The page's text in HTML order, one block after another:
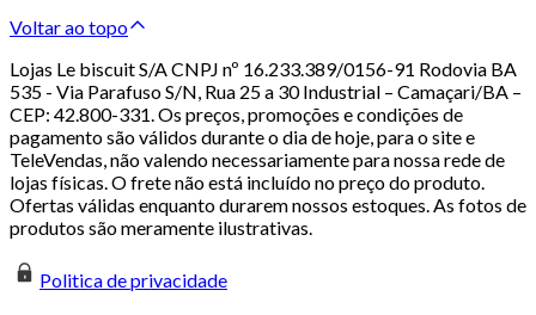
Voltar ao topo
Lojas Le biscuit S/A CNPJ nº 16.233.389/0156-91 Rodovia BA
535 - Via Parafuso S/N, Rua 25 a 30 Industrial – Camaçari/BA –
CEP: 42.800-331. Os preços, promoções e condições de
pagamento são válidos durante o dia de hoje, para o site e
TeleVendas, não valendo necessariamente para nossa rede de
lojas físicas. O frete não está incluído no preço do produto.
Ofertas válidas enquanto durarem nossos estoques. As fotos de
produtos são meramente ilustrativas.
Politica de privacidade